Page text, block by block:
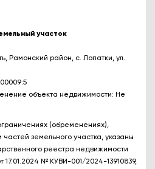
участок
Рамонский район, с. Лопатки, ул.
объекта недвижимости: Не
(обременениях),
земельного участка, указаны
реестра недвижимости
17.01.2024 № КУВИ-001/2024-13910839,